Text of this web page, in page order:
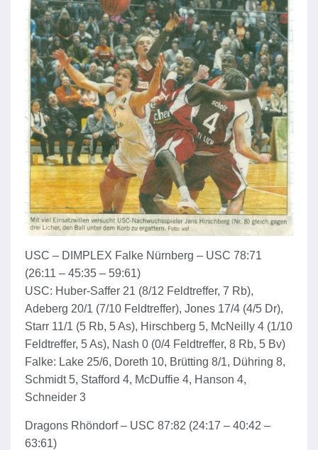
USC – DIMPLEX Falke Nürnberg – USC 78:71
(26:11 – 45:35 – 59:61)
USC: Huber-Saffer 21 (8/12 Feldtreffer, 7 Rb),
Adeberg 20/1 (7/10 Feldtreffer), Jones 17/4 (4/5 Dr),
Starr 11/1 (5 Rb, 5 As), Hirschberg 5, McNeilly 4 (1/10
Feldtreffer, 5 As), Nash 0 (0/4 Feldtreffer, 8 Rb, 5 Bv)
Falke: Lake 25/6, Doreth 10, Brütting 8/1, Dühring 8,
Schmidt 5, Stafford 4, McDuffie 4, Hanson 4,
Schneider 3
Dragons Rhöndorf – USC 87:82 (24:17 – 40:42 –
63:61)